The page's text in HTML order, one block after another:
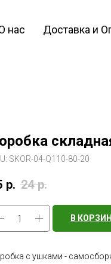
нас Доставка и
SKOR-04-Q110-80-20
р. 24 р.
В
с ушками -